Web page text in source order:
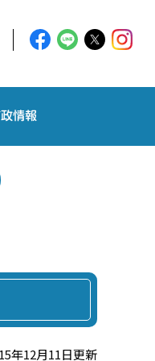
情報
年12月11日更新